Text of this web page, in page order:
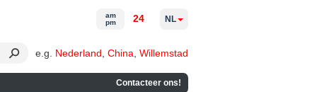
e.g. Nederland China Willemstad
Contacteer ons!
am
pm
24 NL